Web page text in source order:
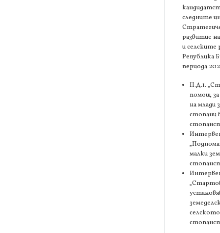
следните
развитие
и селските
Република
периода
II.Д.1.
помощ за
на млади
стопани
малки
селското